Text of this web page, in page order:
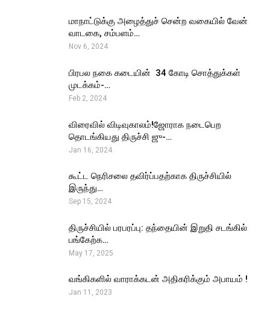
மாநாட்டுக்கு அழைத்துச் சென்ற வகையில் வேன்
வாடகை, சம்பளம்…
Nov 6, 2024
பிரபல நகை கடையின் ₹ 34 கோடி சொத்துக்கள்
முடக்கம்-…
Feb 2, 2024
விரைவில் விடிவுகாலம்!ஜோராக நடைபெற
தொடங்கியது திருச்சி ஜு-…
Jan 16, 2024
கூட்ட நெரிசலை தவிர்ப்பதற்காக திருச்சியில்
இருந்து…
Sep 15, 2024
திருச்சியில் பரபரப்பு: தந்தையின் இறுதி சடங்கில்
பங்கேற்க…
May 17, 2025
வங்கிகளில் வாராக்கடன் அதிகரிக்கும் அபாயம் !
Jan 11, 2023